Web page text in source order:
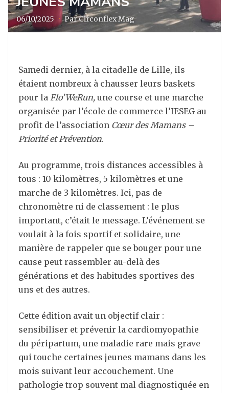
06/10/2025 · Par Circonflex Mag
Samedi dernier, à la citadelle de Lille, ils
étaient nombreux à chausser leurs baskets
pour la Flo’WeRun, une course et une marche
organisée par l’école de commerce l’IESEG au
profit de l’association Cœur des Mamans –
Priorité et Prévention.
Au programme, trois distances accessibles à
tous : 10 kilomètres, 5 kilomètres et une
marche de 3 kilomètres. Ici, pas de
chronomètre ni de classement : le plus
important, c’était le message. L’événement se
voulait à la fois sportif et solidaire, une
manière de rappeler que se bouger pour une
cause peut rassembler au-delà des
générations et des habitudes sportives des
uns et des autres.
Cette édition avait un objectif clair :
sensibiliser et prévenir la cardiomyopathie
du péripartum, une maladie rare mais grave
qui touche certaines jeunes mamans dans les
mois suivant leur accouchement. Une
pathologie trop souvent mal diagnostiquée en